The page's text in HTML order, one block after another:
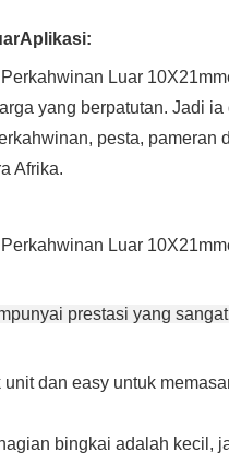
Aplikasi:
Luar 10X21m
yang berpatutan. Jadi
pesta, pameran
Afrika.
Luar 10X21m
prestasi yang
unit dan easy untuk
bingkai adalah kecil,